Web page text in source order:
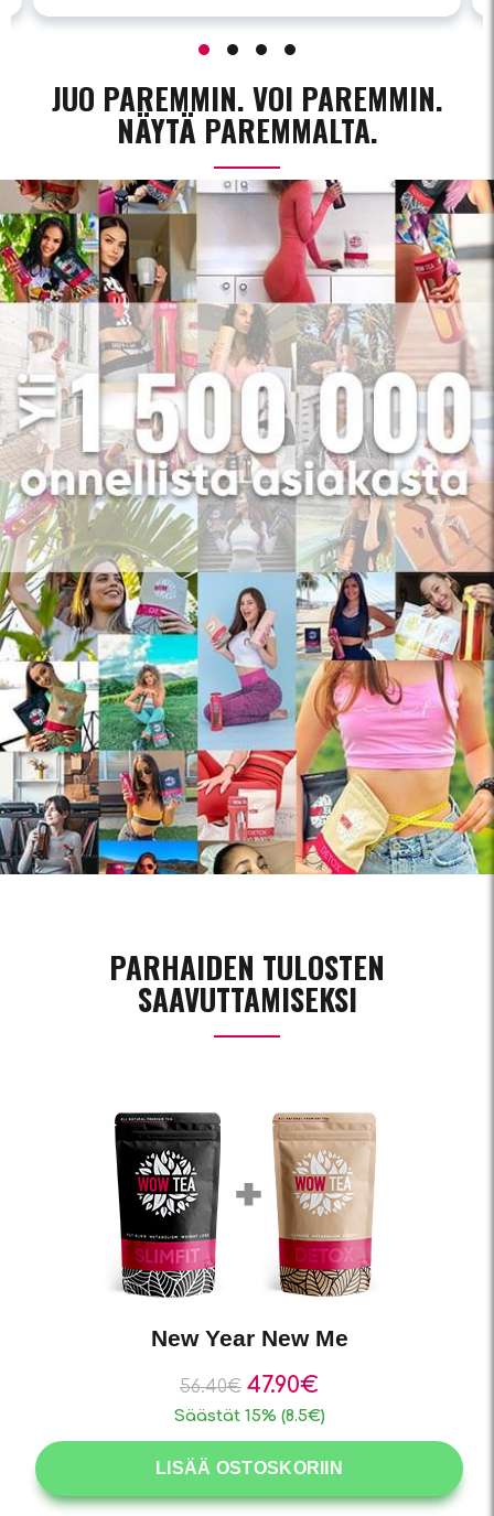
JUO PAREMMIN. VOI PAREMMIN.
NÄYTÄ PAREMMALTA.
PARHAIDEN TULOSTEN
SAAVUTTAMISEKSI
New Year New Me
56.40€ 47.90€
Säästät 15% (8.5€)
LISÄÄ OSTOSKORIIN